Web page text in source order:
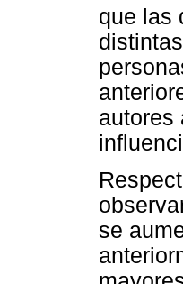
que las
autores
se